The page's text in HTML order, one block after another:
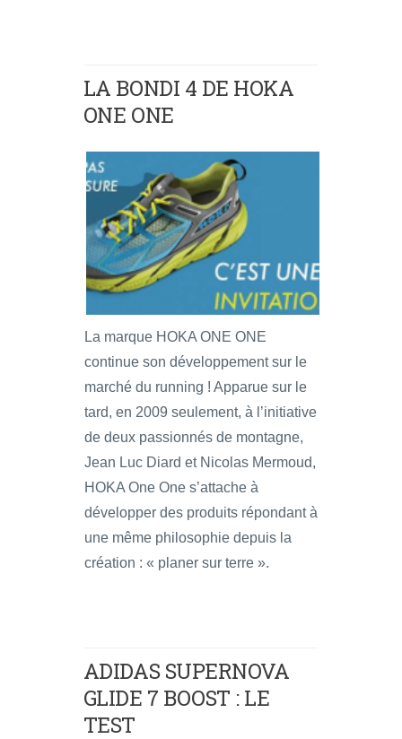
LA BONDI 4 DE HOKA
ONE ONE
La marque HOKA ONE ONE
continue son développement sur le
marché du running ! Apparue sur le
tard, en 2009 seulement, à l’initiative
de deux passionnés de montagne,
Jean Luc Diard et Nicolas Mermoud,
HOKA One One s’attache à
développer des produits répondant à
une même philosophie depuis la
création : « planer sur terre ».
ADIDAS SUPERNOVA
GLIDE 7 BOOST : LE
TEST